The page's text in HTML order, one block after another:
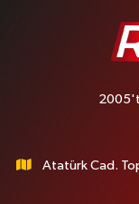
Atatürk Cad.